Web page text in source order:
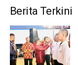
Berita Terkini